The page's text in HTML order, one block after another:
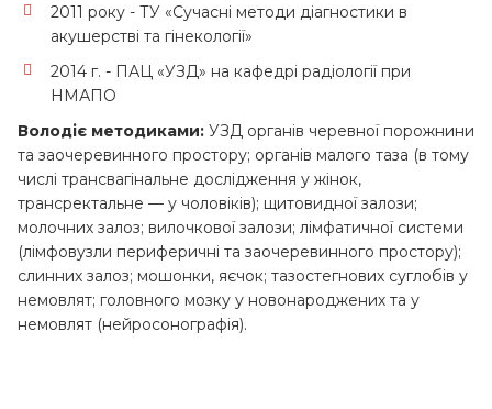
2011 року - ТУ «Сучасні методи діагностики в
акушерстві та гінекології»
2014 г. - ПАЦ «УЗД» на кафедрі радіології при
НМАПО
Володіє методиками: УЗД органів черевної порожнини
та заочеревинного простору; органів малого таза (в тому
числі трансвагінальне дослідження у жінок,
трансректальне — у чоловіків); щитовидної залози;
молочних залоз; вилочкової залози; лімфатичної системи
(лімфовузли периферичні та заочеревинного простору);
слинних залоз; мошонки, яєчок; тазостегнових суглобів у
немовлят; головного мозку у новонароджених та у
немовлят (нейросонографія).